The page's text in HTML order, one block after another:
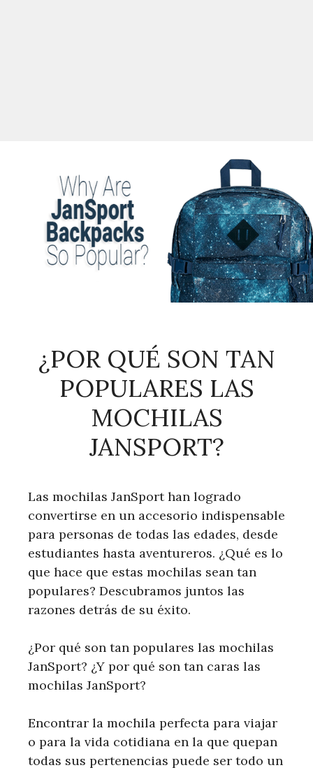
¿POR QUÉ SON TAN
POPULARES LAS
MOCHILAS
JANSPORT?
Las mochilas JanSport han logrado
convertirse en un accesorio indispensable
para personas de todas las edades, desde
estudiantes hasta aventureros. ¿Qué es lo
que hace que estas mochilas sean tan
populares? Descubramos juntos las
razones detrás de su éxito.
¿Por qué son tan populares las mochilas
JanSport? ¿Y por qué son tan caras las
mochilas JanSport?
Encontrar la mochila perfecta para viajar
o para la vida cotidiana en la que quepan
todas sus pertenencias puede ser todo un